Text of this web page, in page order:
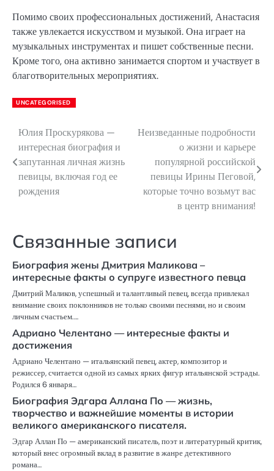
Помимо своих профессиональных достижений, Анастасия
также увлекается искусством и музыкой. Она играет на
музыкальных инструментах и пишет собственные песни.
Кроме того, она активно занимается спортом и участвует в
благотворительных мероприятиях.
UNCATEGORISED
Навигация
по
записям
Юлия Проскурякова —
интересная биография и
запутанная личная жизнь
певицы, включая год ее
рождения
Неизведанные подробности
о жизни и карьере
популярной российской
певицы Ирины Пеговой,
которые точно возьмут вас
в центр внимания!
Связанные записи
Биография жены Дмитрия Маликова –
интересные факты о супруге известного певца
Дмитрий Маликов, успешный и талантливый певец, всегда привлекал
внимание своих поклонников не только своими песнями, но и своим
личным счастьем.…
Адриано Челентано — интересные факты и
достижения
Адриано Челентано — итальянский певец, актер, композитор и
режиссер, считается одной из самых ярких фигур итальянской эстрады.
Родился 6 января…
Биография Эдгара Аллана По — жизнь,
творчество и важнейшие моменты в истории
великого американского писателя.
Эдгар Аллан По — американский писатель, поэт и литературный критик,
который внес огромный вклад в развитие в жанре детективного
романа…